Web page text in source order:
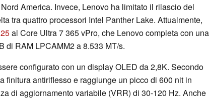
America. Invece, Lenovo ha limitato il rilascio del
tra quattro processori Intel Panther Lake. Attualmente,
al Core Ultra 7 365 vPro, che Lenovo completa con una
di RAM LPCAMM2 a 8.533 MT/s.
configurato con un display OLED da 2,8K. Secondo
finitura antiriflesso e raggiunge un picco di 600 nit in
di aggiornamento variabile (VRR) di 30-120 Hz. Anche